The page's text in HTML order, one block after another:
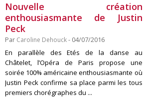
Nouvelle création
enthousiasmante de Justin
Peck
Par Caroline Dehouck- 04/07/2016
En parallèle des Etés de la danse au
Châtelet, l’Opéra de Paris propose une
soirée 100% américaine enthousiasmante où
Justin Peck confirme sa place parmi les tous
premiers chorégraphes du ...